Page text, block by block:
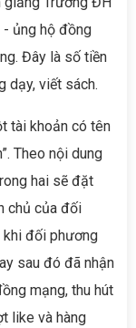
- ủng hộ đồng
Đây là số tiền
dạy, viết sách.
tài khoản có tên
Theo nội dung
hai sẽ đặt
chủ của đối
khi đối phương
sau đó đã nhận
mạng, thu hút
like và hàng